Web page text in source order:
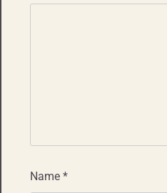
Name *